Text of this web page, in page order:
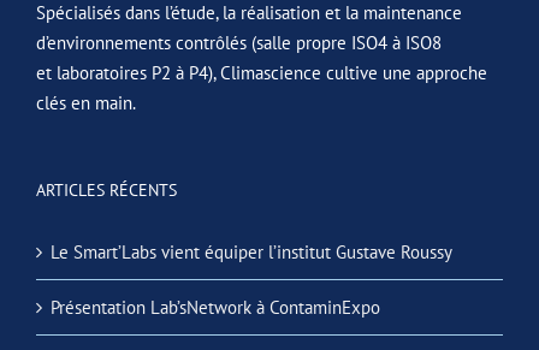
Spécialisés dans l’étude, la réalisation et la maintenance
d’environnements contrôlés (salle propre ISO4 à ISO8
et laboratoires P2 à P4), Climascience cultive une approche
clés en main.
ARTICLES RÉCENTS
Le Smart’Labs vient équiper l’institut Gustave Roussy
Présentation Lab’sNetwork à ContaminExpo